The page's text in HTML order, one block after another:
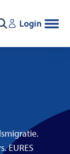
Login
EURES